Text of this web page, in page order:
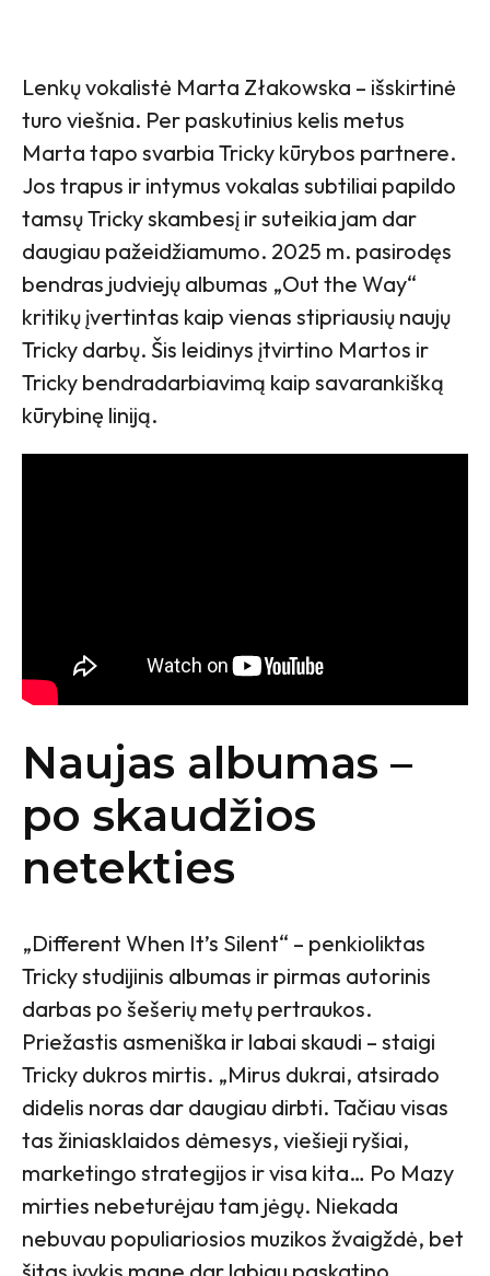
Lenkų vokalistė Marta Złakowska – išskirtinė
turo viešnia. Per paskutinius kelis metus
Marta tapo svarbia Tricky kūrybos partnere.
Jos trapus ir intymus vokalas subtiliai papildo
tamsų Tricky skambesį ir suteikia jam dar
daugiau pažeidžiamumo. 2025 m. pasirodęs
bendras judviejų albumas „Out the Way“
kritikų įvertintas kaip vienas stipriausių naujų
Tricky darbų. Šis leidinys įtvirtino Martos ir
Tricky bendradarbiavimą kaip savarankišką
kūrybinę liniją.
Naujas albumas –
po skaudžios
netekties
„Different When It’s Silent“ – penkioliktas
Tricky studijinis albumas ir pirmas autorinis
darbas po šešerių metų pertraukos.
Priežastis asmeniška ir labai skaudi – staigi
Tricky dukros mirtis. „Mirus dukrai, atsirado
didelis noras dar daugiau dirbti. Tačiau visas
tas žiniasklaidos dėmesys, viešieji ryšiai,
marketingo strategijos ir visa kita… Po Mazy
mirties nebeturėjau tam jėgų. Niekada
nebuvau populiariosios muzikos žvaigždė, bet